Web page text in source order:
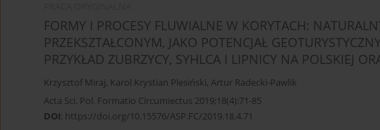
FORMY I PROCESY FLUWIALNE W KORYTACH:
PRZEKSZTAŁCONYM, JAKO POTENCJAŁ
PRZYKŁAD ZUBRZYCY, SYHLCA I LIPNICY NA POLSKIEJ
Krzysztof Miraj, Karol Krystian Plesiński, Artur Radecki-Pawlik
Acta Sci. Pol. Formatio Circumiectus 2019;18(4):71-85
DOI: https://doi.org/10.15576/ASP.FC/2019.18.4.71